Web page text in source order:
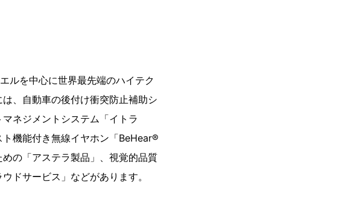
ルを中心に世界最先端のハイテク
、自動車の後付け衝突防止補助シ
ネジメントシステム「イトラ
機能付き無線イヤホン「BeHear®
の「アステラ製品」、視覚的品質
ドサービス」などがあります。